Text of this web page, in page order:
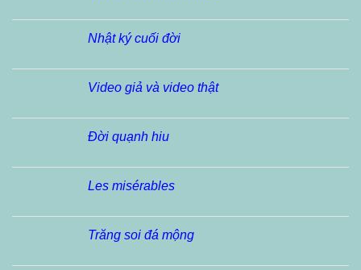
Nhật ký cuối đời
Video giả và video thật
Đời quạnh hiu
Les misérables
Trăng soi đá mộng